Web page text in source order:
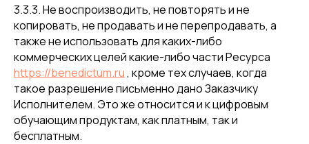
3.3.3. Не воспроизводить, не повторять и не
копировать, не продавать и не перепродавать, а
также не использовать для каких-либо
коммерческих целей какие-либо части Ресурса
https://benedictum.ru, кроме тех случаев, когда
такое разрешение письменно дано Заказчику
Исполнителем. Это же относится и к цифровым
обучающим продуктам, как платным, так и
бесплатным.